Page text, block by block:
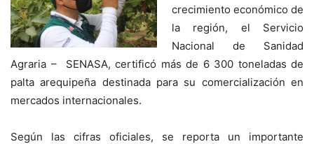
crecimiento económico de
la región, el Servicio
Nacional de Sanidad
Agraria – SENASA, certificó más de 6 300 toneladas de
palta arequipeña destinada para su comercialización en
mercados internacionales.
Según las cifras oficiales, se reporta un importante